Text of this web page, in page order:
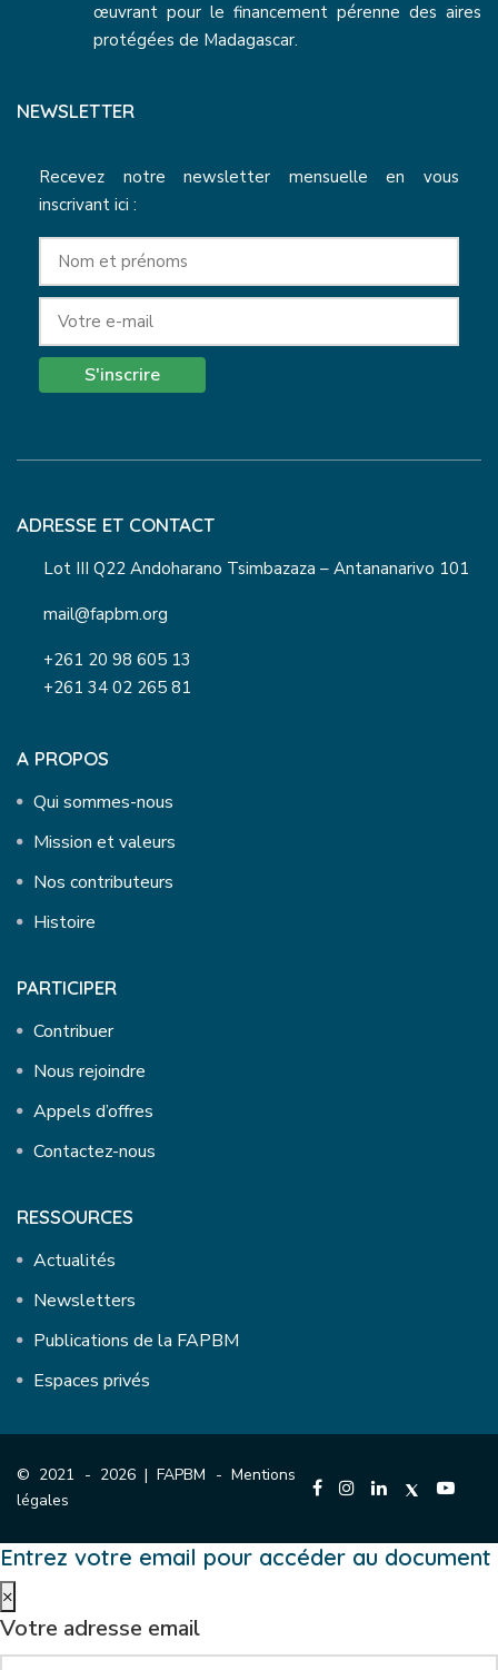
œuvrant pour le financement pérenne des aires
protégées de Madagascar.
NEWSLETTER
Recevez notre newsletter mensuelle en vous
inscrivant ici :
S'inscrire
ADRESSE ET CONTACT
Lot III Q22 Andoharano Tsimbazaza – Antananarivo 101
mail@fapbm.org
+261 20 98 605 13
+261 34 02 265 81
A PROPOS
Qui sommes-nous
Mission et valeurs
Nos contributeurs
Histoire
PARTICIPER
Contribuer
Nous rejoindre
Appels d’offres
Contactez-nous
RESSOURCES
Actualités
Newsletters
Publications de la FAPBM
Espaces privés
© 2021 - 2026 | FAPBM - Mentions
légales
Entrez votre email pour accéder au document
×
Votre adresse email